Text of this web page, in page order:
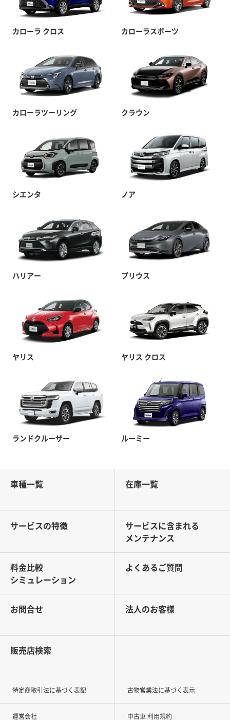
カローラ クロス カローラスポーツ
カローラツーリング クラウン
シエンタ ノア
ハリアー プリウス
ヤリス ヤリス クロス
ランドクルーザー ルーミー
車種一覧 在庫一覧
サービスの特徴
サービスに含まれる
メンテナンス
料金比較
シミュレーション
よくあるご質問
お問合せ 法人のお客様
販売店検索
特定商取引法に基づく表記 古物営業法に基づく表示
運営会社 中古車 利用規約